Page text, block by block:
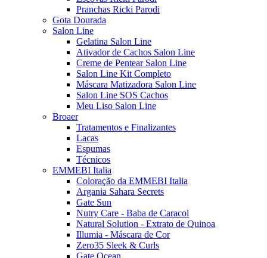
Pranchas Ricki Parodi
Gota Dourada
Salon Line
Gelatina Salon Line
Ativador de Cachos Salon Line
Creme de Pentear Salon Line
Salon Line Kit Completo
Máscara Matizadora Salon Line
Salon Line SOS Cachos
Meu Liso Salon Line
Broaer
Tratamentos e Finalizantes
Lacas
Espumas
Técnicos
EMMEBI Italia
Coloração da EMMEBI Italia
Argania Sahara Secrets
Gate Sun
Nutry Care - Baba de Caracol
Natural Solution - Extrato de Quinoa
Illumia - Máscara de Cor
Zero35 Sleek & Curls
Gate Ocean